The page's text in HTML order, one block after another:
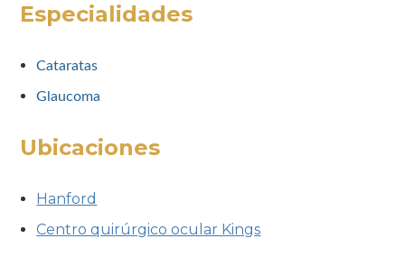
Especialidades
Cataratas
Glaucoma
Ubicaciones
Hanford
Centro quirúrgico ocular Kings